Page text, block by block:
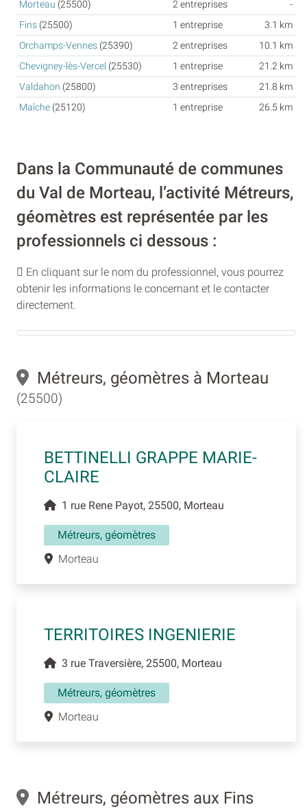
Morteau (25500) 2 entreprises
-
Fins (25500) 1 entreprise
3.1 km
Orchamps-Vennes (25390) 2 entreprises
10.1 km
Chevigney-lès-Vercel (25530) 1 entreprise
21.2 km
Valdahon (25800) 3 entreprises
21.8 km
Maîche (25120) 1 entreprise 26.5 km
Dans la Communauté de communes
du Val de Morteau, l’activité Métreurs,
géomètres est représentée par les
professionnels ci dessous :
En cliquant sur le nom du professionnel, vous pourrez
obtenir les informations le concernant et le contacter
directement.
Métreurs, géomètres à Morteau
(25500)
BETTINELLI GRAPPE MARIE-
CLAIRE
1 rue Rene Payot, 25500, Morteau
Métreurs, géomètres
Morteau
TERRITOIRES INGENIERIE
3 rue Traversière, 25500, Morteau
Métreurs, géomètres
Morteau
Métreurs, géomètres aux Fins